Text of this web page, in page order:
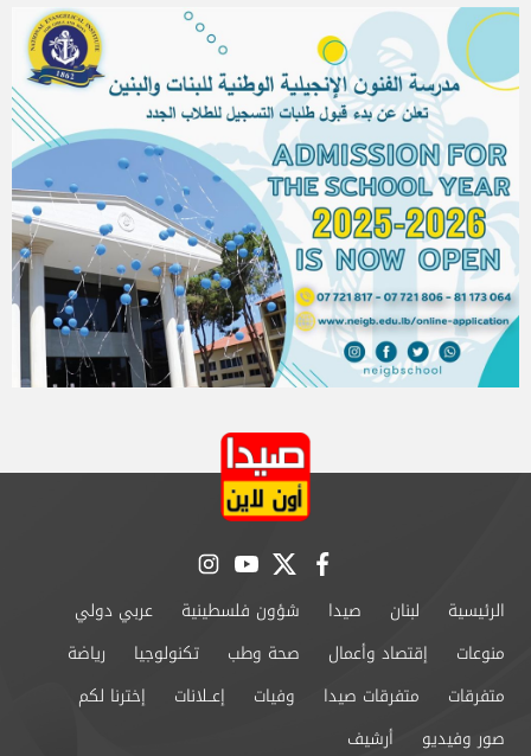
facebook
twitter
youtube
instagram
الرئيسية لبنان صيدا شؤون فلسطينية
عربي دولي
منوعات
إقتصاد وأعمال صحة وطب تكنولوجيا
رياضة
متفرقات
متفرقات صيدا وفيات إعــلانات
إخترنا لكم
صور وفيديو
أرشيف